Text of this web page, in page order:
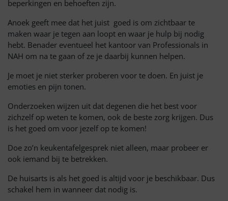
beperkingen en behoeften zijn.
Anoek geeft mee dat het juist goed is om zichtbaar te
maken waar je tegen aan loopt en waar je hulp bij nodig
hebt. Benader eventueel het kantoor van Professionals in
NAH om na te gaan of ze je daarbij kunnen helpen.
Je moet je niet sterker proberen voor te doen. En juist je
emoties en pijn tonen.
Onderzoeken wijzen uit dat degenen die het best voor
zichzelf op weten te komen, ook de beste zorg krijgen. Dus
is het goed om voor jezelf op te komen!
Doe zo’n keukentafelgesprek niet alleen, maar probeer er
ook iemand bij te betrekken.
De huisarts is als het goed is altijd voor je beschikbaar. Dus
schakel hem in wanneer dat nodig is.